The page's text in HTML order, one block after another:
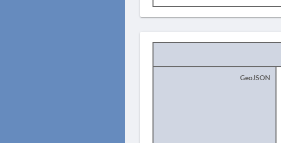
GeoJSON